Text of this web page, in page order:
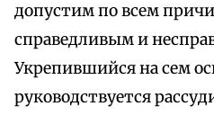
допустим по всем
справедливым и
Укрепившийся на сем
руководствуется